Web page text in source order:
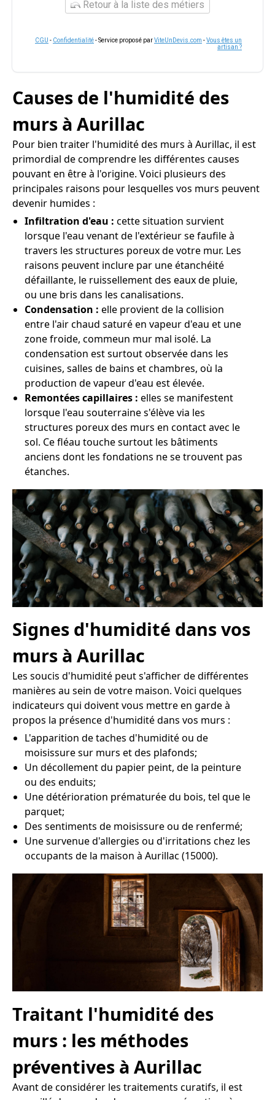
Retour à la liste des métiers
CGU - Confidentialité- Service proposé parViteUnDevis.com -Vous êtes un
artisan ?
Causes de l'humidité des
murs à Aurillac
Pour bien traiter l'humidité des murs à Aurillac, il est
primordial de comprendre les différentes causes
pouvant en être à l'origine. Voici plusieurs des
principales raisons pour lesquelles vos murs peuvent
devenir humides :
Infiltration d'eau : cette situation survient
lorsque l'eau venant de l'extérieur se faufile à
travers les structures poreux de votre mur. Les
raisons peuvent inclure par une étanchéité
défaillante, le ruissellement des eaux de pluie,
ou une bris dans les canalisations.
Condensation : elle provient de la collision
entre l'air chaud saturé en vapeur d'eau et une
zone froide, commeun mur mal isolé. La
condensation est surtout observée dans les
cuisines, salles de bains et chambres, où la
production de vapeur d'eau est élevée.
Remontées capillaires : elles se manifestent
lorsque l'eau souterraine s'élève via les
structures poreux des murs en contact avec le
sol. Ce fléau touche surtout les bâtiments
anciens dont les fondations ne se trouvent pas
étanches.
Signes d'humidité dans vos
murs à Aurillac
Les soucis d'humidité peut s'afficher de différentes
manières au sein de votre maison. Voici quelques
indicateurs qui doivent vous mettre en garde à
propos la présence d'humidité dans vos murs :
L'apparition de taches d'humidité ou de
moisissure sur murs et des plafonds;
Un décollement du papier peint, de la peinture
ou des enduits;
Une détérioration prématurée du bois, tel que le
parquet;
Des sentiments de moisissure ou de renfermé;
Une survenue d'allergies ou d'irritations chez les
occupants de la maison à Aurillac (15000).
Traitant l'humidité des
murs : les méthodes
préventives à Aurillac
Avant de considérer les traitements curatifs, il est